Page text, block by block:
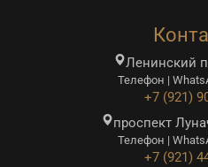
Ленинский
Телефон |
+7 (921)
проспект
Телефон |
+7 (921)